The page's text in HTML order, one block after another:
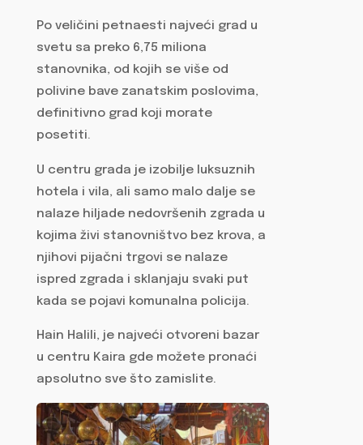
Po veličini petnaesti najveći grad u
svetu sa preko 6,75 miliona
stanovnika, od kojih se više od
polivine bave zanatskim poslovima,
definitivno grad koji morate
posetiti.
U centru grada je izobilje luksuznih
hotela i vila, ali samo malo dalje se
nalaze hiljade nedovršenih zgrada u
kojima živi stanovništvo bez krova, a
njihovi pijačni trgovi se nalaze
ispred zgrada i sklanjaju svaki put
kada se pojavi komunalna policija.
Hain Halili, je najveći otvoreni bazar
u centru Kaira gde možete pronaći
apsolutno sve što zamislite.